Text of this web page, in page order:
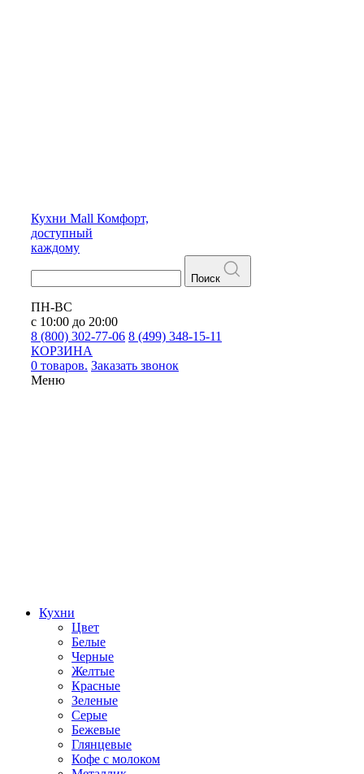
Кухни Mall Комфорт,
доступный
каждому
Поиск
ПН-ВС
с 10:00 до 20:00
8 (800) 302-77-06 8 (499) 348-15-11
КОРЗИНА
0 товаров. Заказать звонок
Меню
Кухни
Цвет
Белые
Черные
Желтые
Красные
Зеленые
Серые
Бежевые
Глянцевые
Кофе с молоком